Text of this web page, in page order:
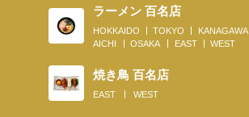
ラーメン 百名店
HOKKAIDO TOKYO
KANAGAWA
AICHI
OSAKA EAST WEST
焼き鳥 百名店
EAST WEST